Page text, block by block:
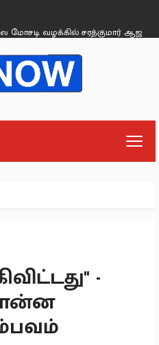
வழக்கில் சரத்குமார் ஆஜராக
-